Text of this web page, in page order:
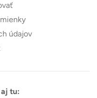
údajov
tu: